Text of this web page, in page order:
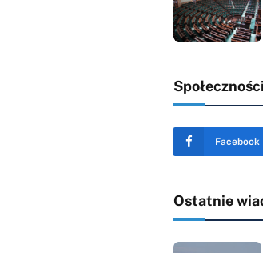
Społeczności
Facebook
Ostatnie